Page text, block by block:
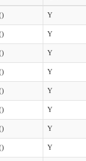
Y
Y
Y
Y
Y
Y
Y
Y